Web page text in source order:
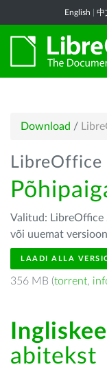
English 中
Download /
LibreOffice
Valitud:
või uuemat
LAADI ALLA
356 MB (torrent,
abitekst